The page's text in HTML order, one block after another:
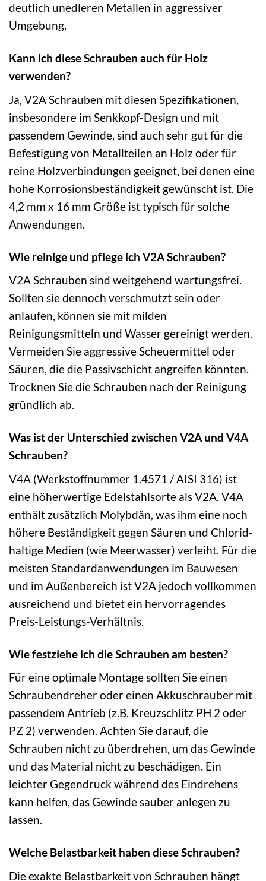
deutlich unedleren Metallen in aggressiver
Umgebung.
Kann ich diese Schrauben auch für Holz
verwenden?
Ja, V2A Schrauben mit diesen Spezifikationen,
insbesondere im Senkkopf-Design und mit
passendem Gewinde, sind auch sehr gut für die
Befestigung von Metallteilen an Holz oder für
reine Holzverbindungen geeignet, bei denen eine
hohe Korrosionsbeständigkeit gewünscht ist. Die
4,2 mm x 16 mm Größe ist typisch für solche
Anwendungen.
Wie reinige und pflege ich V2A Schrauben?
V2A Schrauben sind weitgehend wartungsfrei.
Sollten sie dennoch verschmutzt sein oder
anlaufen, können sie mit milden
Reinigungsmitteln und Wasser gereinigt werden.
Vermeiden Sie aggressive Scheuermittel oder
Säuren, die die Passivschicht angreifen könnten.
Trocknen Sie die Schrauben nach der Reinigung
gründlich ab.
Was ist der Unterschied zwischen V2A und V4A
Schrauben?
V4A (Werkstoffnummer 1.4571 / AISI 316) ist
eine höherwertige Edelstahlsorte als V2A. V4A
enthält zusätzlich Molybdän, was ihm eine noch
höhere Beständigkeit gegen Säuren und Chlorid-
haltige Medien (wie Meerwasser) verleiht. Für die
meisten Standardanwendungen im Bauwesen
und im Außenbereich ist V2A jedoch vollkommen
ausreichend und bietet ein hervorragendes
Preis-Leistungs-Verhältnis.
Wie festziehe ich die Schrauben am besten?
Für eine optimale Montage sollten Sie einen
Schraubendreher oder einen Akkuschrauber mit
passendem Antrieb (z.B. Kreuzschlitz PH 2 oder
PZ 2) verwenden. Achten Sie darauf, die
Schrauben nicht zu überdrehen, um das Gewinde
und das Material nicht zu beschädigen. Ein
leichter Gegendruck während des Eindrehens
kann helfen, das Gewinde sauber anlegen zu
lassen.
Welche Belastbarkeit haben diese Schrauben?
Die exakte Belastbarkeit von Schrauben hängt